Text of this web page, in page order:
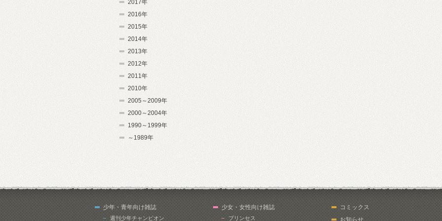
2017年
2016年
2015年
2014年
2013年
2012年
2011年
2010年
2005～2009年
2000～2004年
1990～1999年
～1989年
少年・青年向け雑誌
週刊少年チャンピオン
少女・女性向け雑誌
プリンセス
コミックス
お知らせ